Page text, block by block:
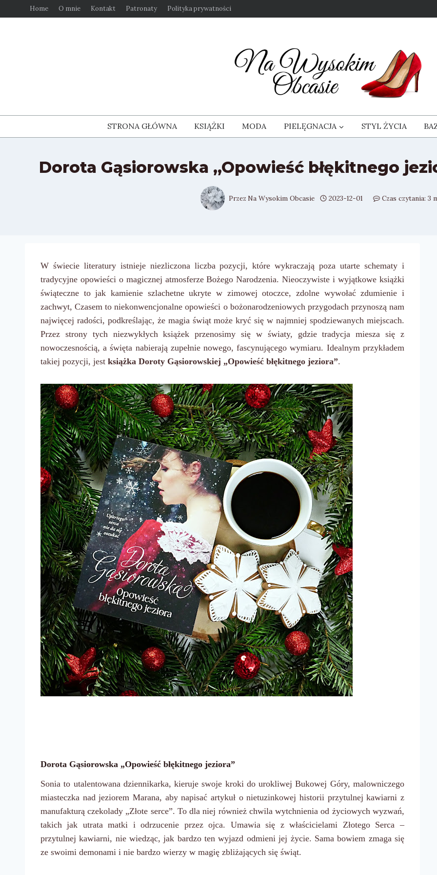
do
Home O mnie Kontakt Patronaty Polityka prywatności
STRONA GŁÓWNA KSIĄŻKI MODA PIELĘGNACJA STYL ŻYCIA
Dorota Gąsiorowska „Opowieść błękitnego
Przez Na Wysokim Obcasie 2023-12-01 Czas czytania: 3
W świecie literatury istnieje niezliczona liczba pozycji, które wykraczają poza utarte schematy i
tradycyjne opowieści o magicznej atmosferze Bożego Narodzenia. Nieoczywiste i wyjątkowe książki
świąteczne to jak kamienie szlachetne ukryte w zimowej otoczce, zdolne wywołać zdumienie i
zachwyt, Czasem to niekonwencjonalne opowieści o bożonarodzeniowych przygodach przynoszą nam
najwięcej radości, podkreślając, że magia świąt może kryć się w najmniej spodziewanych miejscach.
Przez strony tych niezwykłych książek przenosimy się w światy, gdzie tradycja miesza się z
nowoczesnością, a święta nabierają zupełnie nowego, fascynującego wymiaru. Idealnym przykładem
takiej pozycji, jest książka Doroty Gąsiorowskiej „Opowieść błękitnego jeziora”.
Dorota Gąsiorowska „Opowieść błękitnego jeziora”
Sonia to utalentowana dziennikarka, kieruje swoje kroki do urokliwej Bukowej Góry, malowniczego
miasteczka nad jeziorem Marana, aby napisać artykuł o nietuzinkowej historii przytulnej kawiarni z
manufakturą czekolady „Złote serce”. To dla niej również chwila wytchnienia od życiowych wyzwań,
takich jak utrata matki i odrzucenie przez ojca. Umawia się z właścicielami Złotego Serca –
przytulnej kawiarni, nie wiedząc, jak bardzo ten wyjazd odmieni jej życie. Sama bowiem zmaga się
ze swoimi demonami i nie bardzo wierzy w magię zbliżających się świąt.